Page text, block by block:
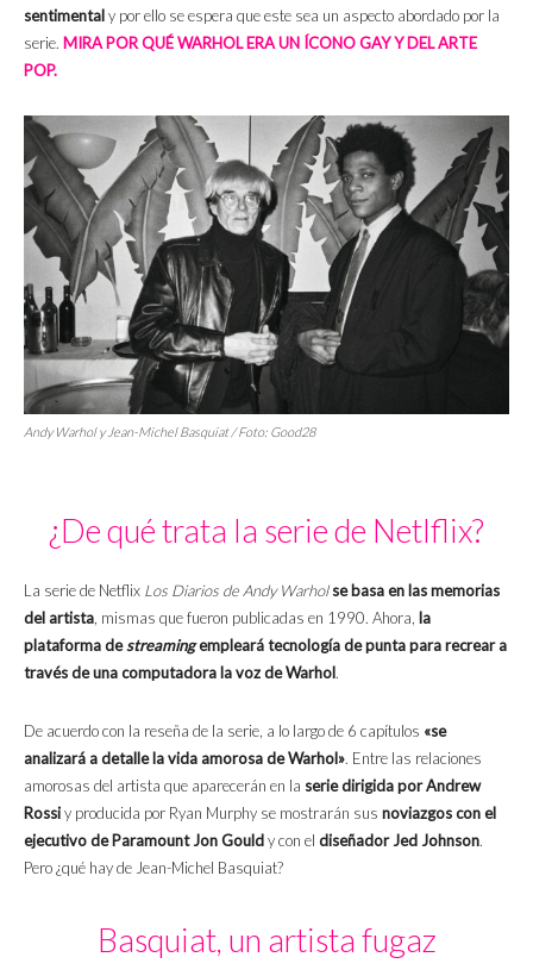
sentimentaly por ello se espera que este sea un aspecto abordado por la
serie. MIRA POR QUÉ WARHOL ERA UN ÍCONO GAY Y DEL ARTE
POP.
Andy Warhol y Jean-Michel Basquiat / Foto: Good28
¿De qué trata la serie de Netlflix?
La serie de Netflix Los Diarios de Andy Warhol se basa en las memorias
del artista, mismas que fueron publicadas en 1990. Ahora, la
plataforma destreamingempleará tecnología de punta para recrear a
través de una computadora la voz de Warhol.
De acuerdo con la reseña de la serie, a lo largo de 6 capítulos «se
analizará a detalle la vida amorosa de Warhol». Entre las relaciones
amorosas del artista que aparecerán en la serie dirigida por Andrew
Rossiy producida por Ryan Murphy se mostrarán sus noviazgos con el
ejecutivo de ParamountJon Gouldy con el diseñador Jed Johnson.
Pero ¿qué hay de Jean-Michel Basquiat?
Basquiat, un artista fugaz